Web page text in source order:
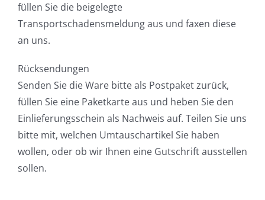
füllen Sie die beigelegte
Transportschadensmeldung aus und faxen diese
an uns.
Rücksendungen
Senden Sie die Ware bitte als Postpaket zurück,
füllen Sie eine Paketkarte aus und heben Sie den
Einlieferungsschein als Nachweis auf. Teilen Sie uns
bitte mit, welchen Umtauschartikel Sie haben
wollen, oder ob wir Ihnen eine Gutschrift ausstellen
sollen.